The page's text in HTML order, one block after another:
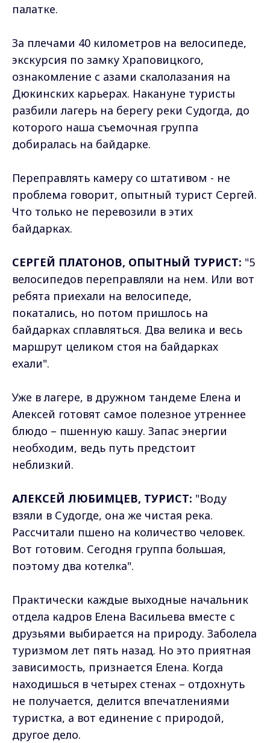
палатке.
За плечами 40 километров на велосипеде,
экскурсия по замку Храповицкого,
ознакомление с азами скалолазания на
Дюкинских карьерах. Накануне туристы
разбили лагерь на берегу реки Судогда, до
которого наша съемочная группа
добиралась на байдарке.
Переправлять камеру со штативом - не
проблема говорит, опытный турист Сергей.
Что только не перевозили в этих
байдарках.
СЕРГЕЙ ПЛАТОНОВ, ОПЫТНЫЙ ТУРИСТ: "5
велосипедов переправляли на нем. Или вот
ребята приехали на велосипеде,
покатались, но потом пришлось на
байдарках сплавляться. Два велика и весь
маршрут целиком стоя на байдарках
ехали".
Уже в лагере, в дружном тандеме Елена и
Алексей готовят самое полезное утреннее
блюдо – пшенную кашу. Запас энергии
необходим, ведь путь предстоит
неблизкий.
АЛЕКСЕЙ ЛЮБИМЦЕВ, ТУРИСТ: "Воду
взяли в Судогде, она же чистая река.
Рассчитали пшено на количество человек.
Вот готовим. Сегодня группа большая,
поэтому два котелка".
Практически каждые выходные начальник
отдела кадров Елена Васильева вместе с
друзьями выбирается на природу. Заболела
туризмом лет пять назад. Но это приятная
зависимость, признается Елена. Когда
находишься в четырех стенах – отдохнуть
не получается, делится впечатлениями
туристка, а вот единение с природой,
другое дело.